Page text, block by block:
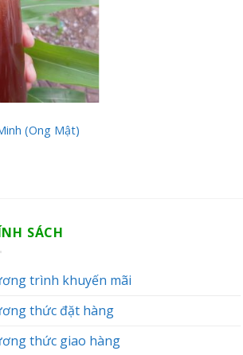
(Ong Mật)
SÁCH
trình khuyến mãi
thức đặt hàng
thức giao hàng